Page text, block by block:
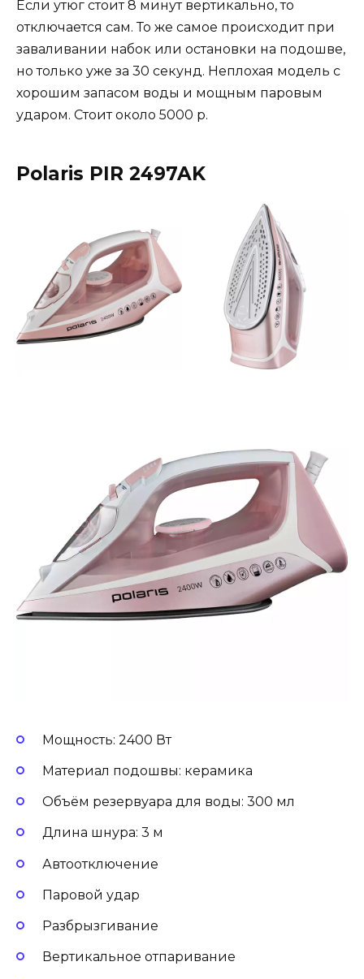
Если утюг стоит 8 минут вертикально, то
отключается сам. То же самое происходит при
заваливании набок или остановки на подошве,
но только уже за 30 секунд. Неплохая модель с
хорошим запасом воды и мощным паровым
ударом. Стоит около 5000 р.
Polaris PIR 2497AK
Мощность: 2400 Вт
Материал подошвы: керамика
Объём резервуара для воды: 300 мл
Длина шнура: 3 м
Автоотключение
Паровой удар
Разбрызгивание
Вертикальное отпаривание